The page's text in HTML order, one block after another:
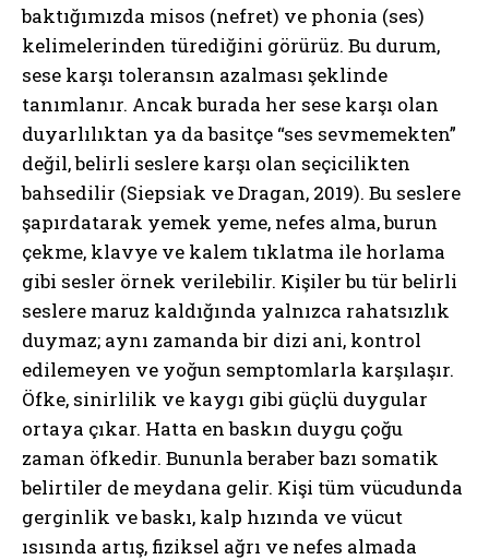
baktığımızda misos (nefret) ve phonia (ses)
kelimelerinden türediğini görürüz. Bu durum,
sese karşı toleransın azalması şeklinde
tanımlanır. Ancak burada her sese karşı olan
duyarlılıktan ya da basitçe “ses sevmemekten”
değil, belirli seslere karşı olan seçicilikten
bahsedilir (Siepsiak ve Dragan, 2019). Bu seslere
şapırdatarak yemek yeme, nefes alma, burun
çekme, klavye ve kalem tıklatma ile horlama
gibi sesler örnek verilebilir. Kişiler bu tür belirli
seslere maruz kaldığında yalnızca rahatsızlık
duymaz; aynı zamanda bir dizi ani, kontrol
edilemeyen ve yoğun semptomlarla karşılaşır.
Öfke, sinirlilik ve kaygı gibi güçlü duygular
ortaya çıkar. Hatta en baskın duygu çoğu
zaman öfkedir. Bununla beraber bazı somatik
belirtiler de meydana gelir. Kişi tüm vücudunda
gerginlik ve baskı, kalp hızında ve vücut
ısısında artış, fiziksel ağrı ve nefes almada